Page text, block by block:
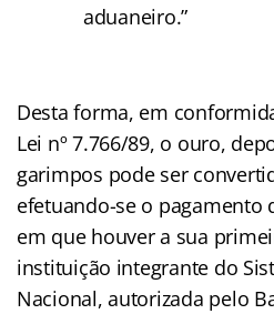
aduaneiro.”
Desta forma, em
Lei nº 7.766/89, o ouro,
garimpos pode ser
efetuando-se o pagamento
em que houver a sua
instituição integrante do
Nacional, autorizada pelo